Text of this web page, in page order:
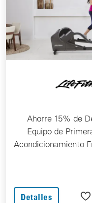
Ahorre 15% de
Equipo de
Acondicionamiento
Detalles